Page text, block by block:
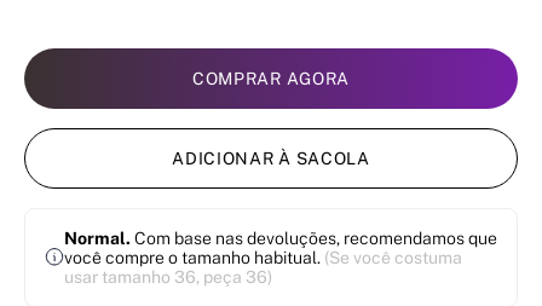
COMPRAR AGORA
ADICIONAR À SACOLA
Normal. Com base nas devoluções, recomendamos que
você compre o tamanho habitual. (Se você costuma
usar tamanho 36, peça 36)